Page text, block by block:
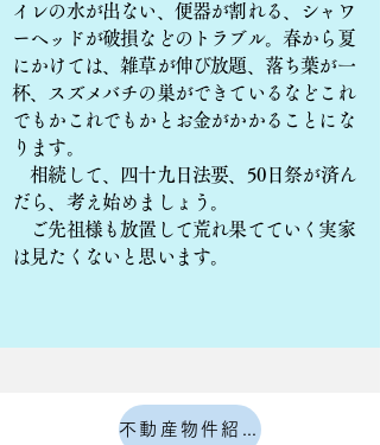
イレの水が出ない、便器が割れる、シャワ
ーヘッドが破損などのトラブル。春から夏
にかけては、雑草が伸び放題、落ち葉が一
杯、スズメバチの巣ができているなどこれ
でもかこれでもかとお金がかかることにな
ります。
相続して、四十九日法要、50日祭が済ん
だら、考え始めましょう。
​ ご先祖様も放置して荒れ果てていく実家
は見たくないと思います。
不動産物件紹介